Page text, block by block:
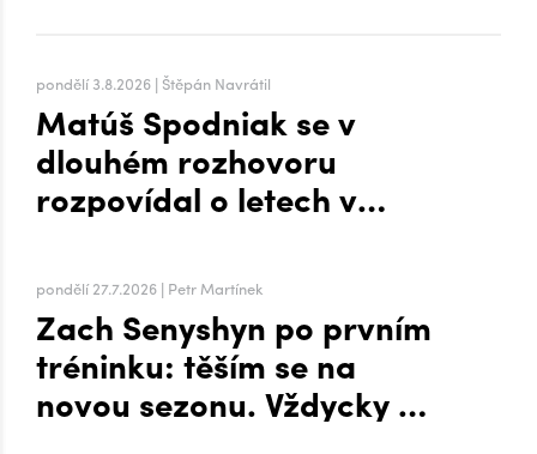
pondělí 3.8.2026 | Štěpán Navrátil
Matúš Spodniak se v
dlouhém rozhovoru
rozpovídal o letech v
pondělí 27.7.2026 | Petr Martínek
Zach Senyshyn po prvním
tréninku: těším se na
novou sezonu. Vždycky mi